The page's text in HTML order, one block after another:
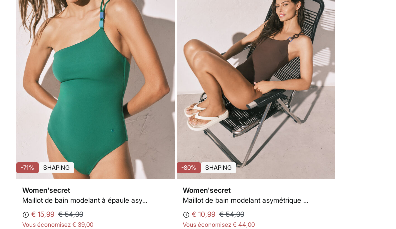
-71% SHAPING
Women'secret
Maillot de bain modelant à épaule asymétrique vert
€ 15,99 € 54,99
Vous économisez € 39,00
-80% SHAPING
Women'secret
Maillot de bain modelant asymétrique marron
€ 10,99 € 54,99
Vous économisez € 44,00